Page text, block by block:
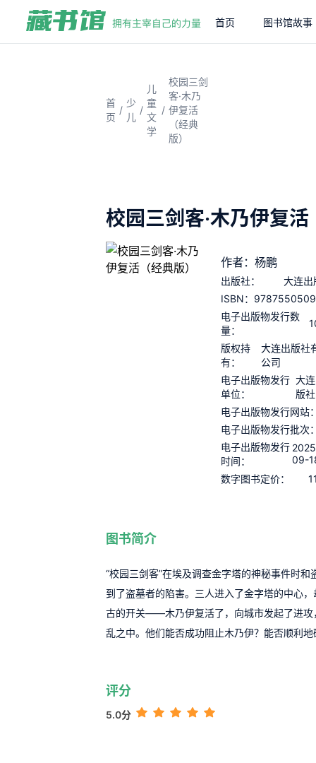
首页 图书馆故事
首
页
/
少
儿
/
儿
童
文
学
/
校园三剑
客·木乃
伊复活
（经典
版）
校园三剑客·木乃伊复
作者：杨鹏
出版社：
大连出
ISBN：
电子出版物发行数
量：
版权持
有：
大连出版社
公司
电子出版物发行
单位：
大
版社
电子出版物发行网站
电子出版物发行批次
电子出版物发行
时间：
09-
数字图书定价：
图书简介
“校园三剑客”在埃及调查金字塔的神秘事件时和
到了盗墓者的陷害。三人进入了金字塔的中心
古的开关——木乃伊复活了，向城市发起了进攻
乱之中。他们能否成功阻止木乃伊？能否顺利
评分
5.0分